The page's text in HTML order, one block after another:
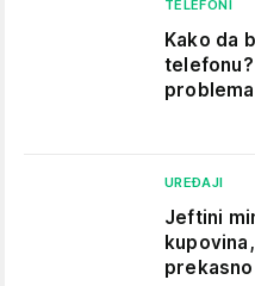
TELEFONI
Kako da
problema
UREĐAJI
Jeftini
prekasno